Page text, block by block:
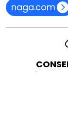
naga.com